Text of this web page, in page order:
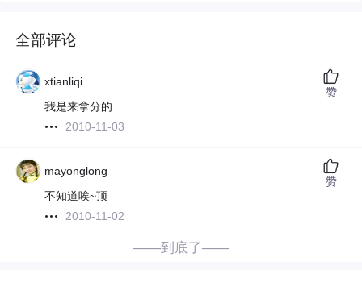
全部评论
xtianliqi
我是来拿分的
2010-11-03
赞
mayonglong
不知道唉~顶
2010-11-02
赞
——到底了——